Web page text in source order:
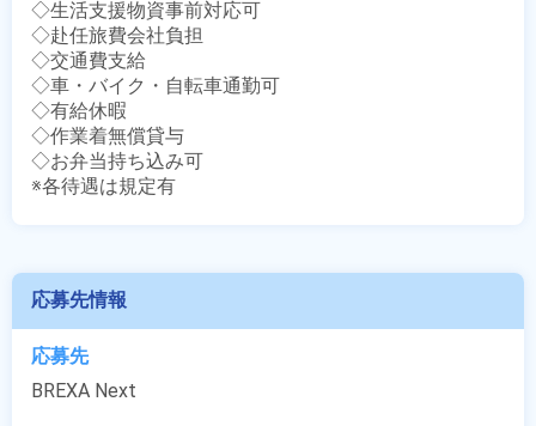
◇生活支援物資事前対応可
◇赴任旅費会社負担
◇交通費支給
◇車・バイク・自転車通勤可
◇有給休暇
◇作業着無償貸与
◇お弁当持ち込み可
※各待遇は規定有
応募先情報
応募先
BREXA Next